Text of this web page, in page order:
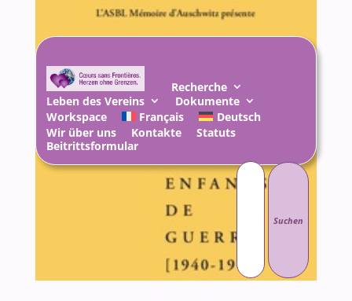
Recherche
Leben des Vereins
Dokumente
Workspace
Français
Deutsch
Wir über uns
Kontakte
Statuts
Beitrittsformular
Suchen
nach: